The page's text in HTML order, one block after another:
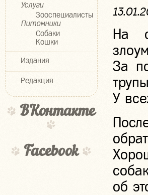
Услуги
Зооспециалисты
Питомники
Собаки
Кошки
Издания
Редакция
ВКонтакте
Facebook
На
За
У
об